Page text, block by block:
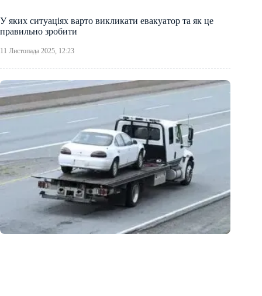
У яких ситуаціях варто викликати евакуатор та як це
правильно зробити
11 Листопада 2025, 12:23